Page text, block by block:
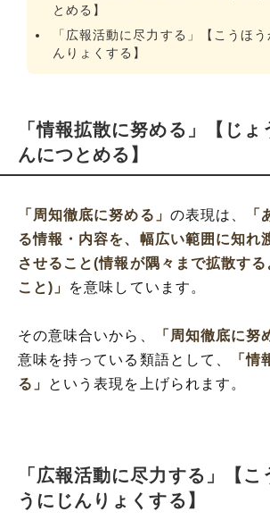
とめる】
「広報活動に尽力する」【こうほ
んりょくする】
「情報拡散に努める」【じょ
んにつとめる】
「周知徹底に努める」 の表現は、
る情報・内容を、幅広い範囲に知れ
させること(情報が隅々まで拡散す
こと)」
を意味しています。
その意味合いから、 「周知徹底に努
意味を持っている類語として、
「情
る」
という表現を上げられます。
「広報活動に尽力する」【
うにじんりょくする】